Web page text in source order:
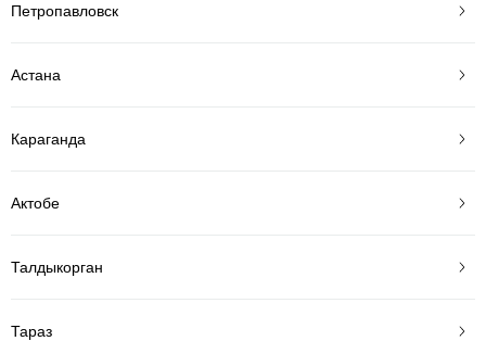
Петропавловск
Астана
Караганда
Актобе
Талдыкорган
Тараз